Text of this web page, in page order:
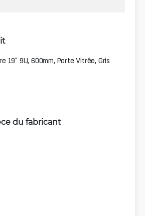
19" 9U, 600mm, Porte Vitrée, Gris
du fabricant